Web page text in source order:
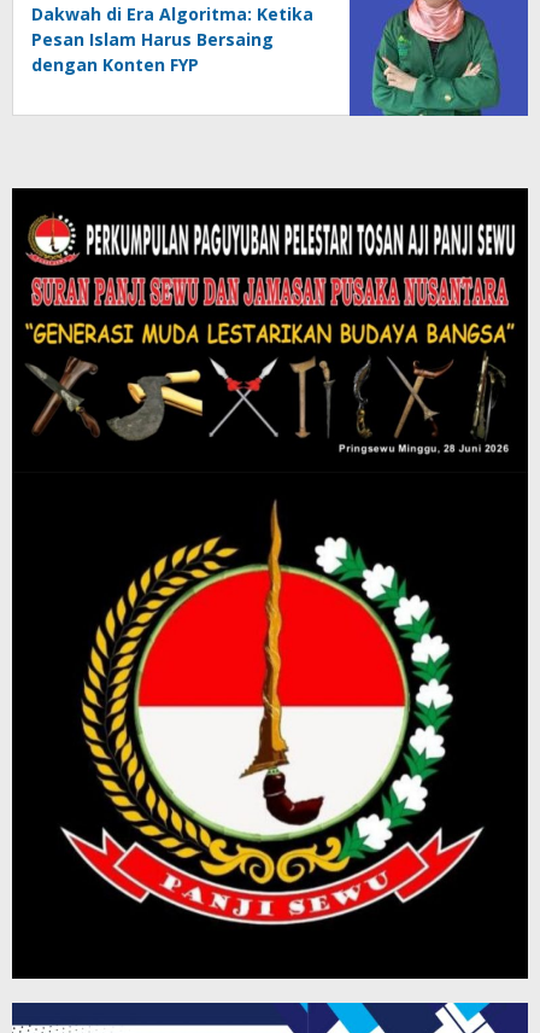
Dakwah di Era Algoritma: Ketika
Pesan Islam Harus Bersaing
dengan Konten FYP